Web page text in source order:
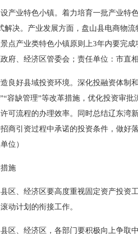
业特色小镇。着力培育一批产业特色
解决。产业发展方面，盘山县电商物
点产业类特色小镇原则上3年内要完
府、经济区管委会；责任单位：市直
好县域投资环境。深化投融资体制和
容缺管理”等改革措施，优化投资审
可流程的办理效率。同时总结辽东湾
商引资过程中承诺的投资条件，做好
位）
施
、经济区要高度重视固定资产投资工
动计划的衔接工作。
、经济区，各部门要积极向上争取中